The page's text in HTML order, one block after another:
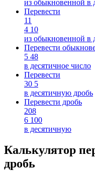
из обыкновенной в
Перевести
11
4 10
из обыкновенной в
Перевести
5 48
в десятичное число
Перевести
30 5
в десятичную дробь
Перевести дробь
208
6 100
в десятичную
Калькулятор
дробь